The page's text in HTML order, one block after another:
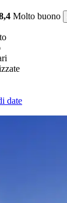
Molto buono
date